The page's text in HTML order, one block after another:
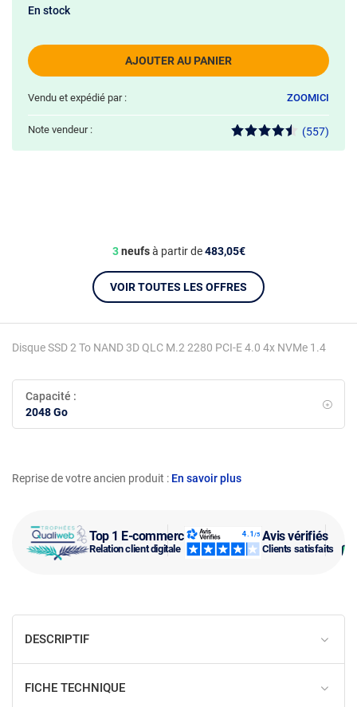
Top 1 E-commerce
Relation client digitale
Avis vérifiés
Clients satisfaits
Reprise de votre ancien produit : En savoir plus
Disque SSD 2 To NAND 3D QLC M.2 2280 PCI-E 4.0 4x NVMe 1.4
Capacité :
2048 Go
AJOUTER AU PANIER
En stock
Vendu et expédié par : ZOOMICI
Note vendeur : (557)
3neufsà partir de483,05€
VOIR TOUTES LES OFFRES
DESCRIPTIF
FICHE TECHNIQUE